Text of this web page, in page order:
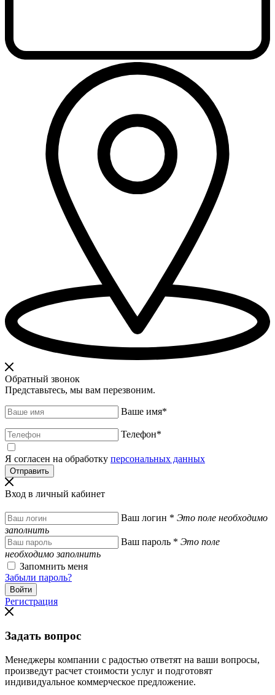
Обратный звонок
Представьтесь, мы вам перезвоним.
Ваше имя*
Телефон*
Я согласен на обработку персональных данных
Вход в личный кабинет
Ваш логин * Это поле необходимо
заполнить
Ваш пароль * Это поле
необходимо заполнить
Запомнить меня
Забыли пароль?
Регистрация
Задать вопрос
Менеджеры компании с радостью ответят на ваши вопросы,
произведут расчет стоимости услуг и подготовят
индивидуальное коммерческое предложение.